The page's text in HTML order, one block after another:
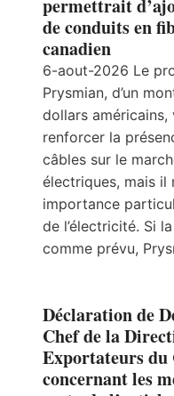
permettrait
de conduits en
canadien
6-aout-2026 Le
Prysmian, d’un
dollars
renforcer la
câbles sur le
électriques, mais il
importance
de l’électricité. Si
comme prévu,
Déclaration de
Chef de la
Exportateurs du
concernant les